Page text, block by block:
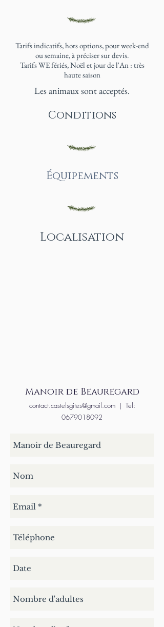
Tarifs indicatifs, hors options, pour week-end
ou semaine, à préciser sur devis.
Tarifs WE fériés, Noël et jour de l'An : très
haute saison
Les animaux sont acceptés.
Conditions
Équipements
Localisation
Manoir de Beauregard
contact.castelsgites@gmail.com| Tel:
0679018092